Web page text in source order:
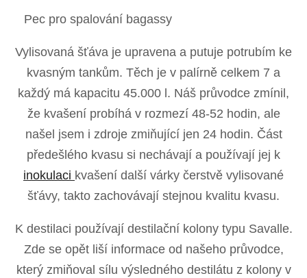
Pec pro spalování bagassy
Vylisovaná šťáva je upravena a putuje potrubím ke
kvasným tankům. Těch je v palírně celkem 7 a
každý má kapacitu 45.000 l. Náš průvodce zmínil,
že kvašení probíhá v rozmezí 48-52 hodin, ale
našel jsem i zdroje zmiňující jen 24 hodin. Část
předešlého kvasu si nechávají a používají jej k
inokulaci kvašení další várky čerstvě vylisované
šťávy, takto zachovávají stejnou kvalitu kvasu.
K destilaci používají destilační kolony typu Savalle.
Zde se opět liší informace od našeho průvodce,
který zmiňoval sílu výsledného destilátu z kolony v